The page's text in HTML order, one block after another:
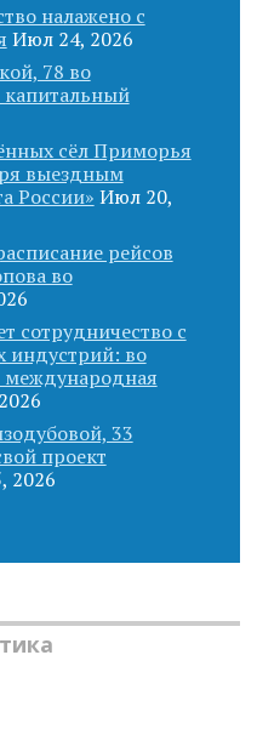
налажено с
Июл 24, 2026
78 во
сёл Приморья
выездным
России» Июл 20,
рейсов
во
сотрудничество с
индустрий: во
международная
33
проект
2026